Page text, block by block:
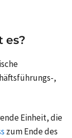
es?
,
Einheit, die
zum Ende des